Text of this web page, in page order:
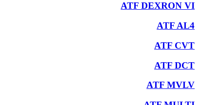
ATF DEXRON VI
ATF AL4
ATF CVT
ATF DCT
ATF MVLV